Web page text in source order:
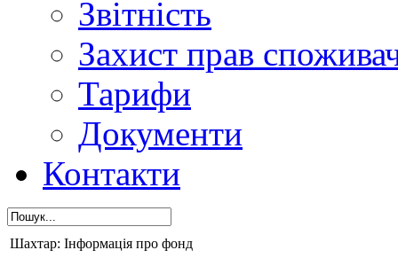
Звітність
Захист прав
Тарифи
Документи
Контакти
Шахтар: Інформація про фонд